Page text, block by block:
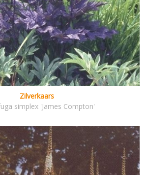
Zilverkaars
simplex 'James Compton'